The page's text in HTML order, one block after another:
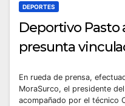
DEPORTES
Deportivo Pasto
presunta
En rueda de prensa,
MoraSurco, el presidente
acompañado por el técnico